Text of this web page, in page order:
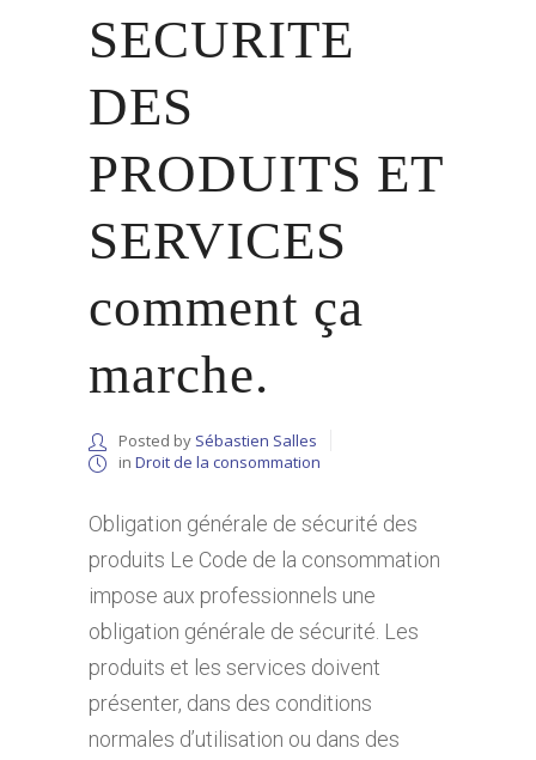
SECURITE
DES
PRODUITS ET
SERVICES
comment ça
marche.
Posted by Sébastien Salles
in Droit de la consommation
Obligation générale de sécurité des
produits Le Code de la consommation
impose aux professionnels une
obligation générale de sécurité. Les
produits et les services doivent
présenter, dans des conditions
normales d’utilisation ou dans des